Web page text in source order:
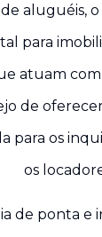
aluguéis, o
para
atuam com
de
para os
os
de ponta e